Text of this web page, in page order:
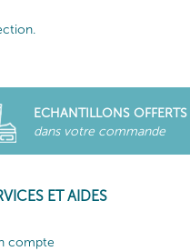
ECHANTILLONS OFFERTS
dans votre commande
ET AIDES
compte